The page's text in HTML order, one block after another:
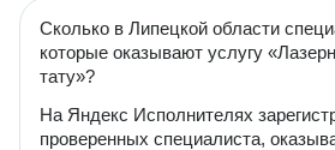
Сколько в Липецкой области
которые оказывают услугу
тату»?
На Яндекс Исполнителях
проверенных специалиста,